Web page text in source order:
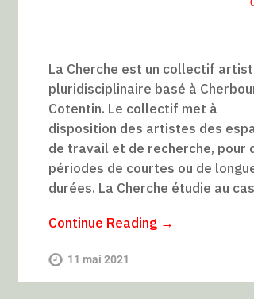
La Cherche est un collectif
pluridisciplinaire basé à
Cotentin. Le collectif met à
disposition des artistes des
de travail et de recherche, pour
périodes de courtes ou de
durées. La Cherche étudie au
Continue Reading →
11 mai 2021